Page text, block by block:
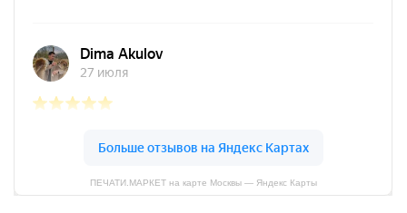
Спиртовая краска NORIS
ПЕЧАТИ.МАРКЕТ на карте Москвы — Яндекс Карты